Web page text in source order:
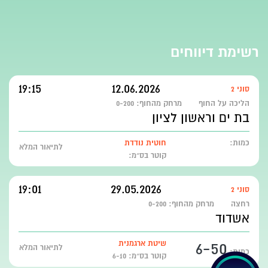
רשימת דיווחים
סוני 2 12.06.2026
19:15
הליכה על החוף מרחק מהחוף: 0-200
בת ים וראשון לציון
כמות:
חוטית נודדת
קוטר בס״מ:
לתיאור המלא
סוני 2 29.05.2026
19:01
רחצה מרחק מהחוף: 0-200
אשדוד
כמות:6-50
שיטת ארגמנית
קוטר בס״מ: 6-10
לתיאור המלא